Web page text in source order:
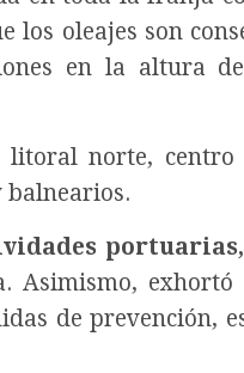
oleajes son
en la altura
litoral norte,
balnearios.
Asimismo,
de prevención,